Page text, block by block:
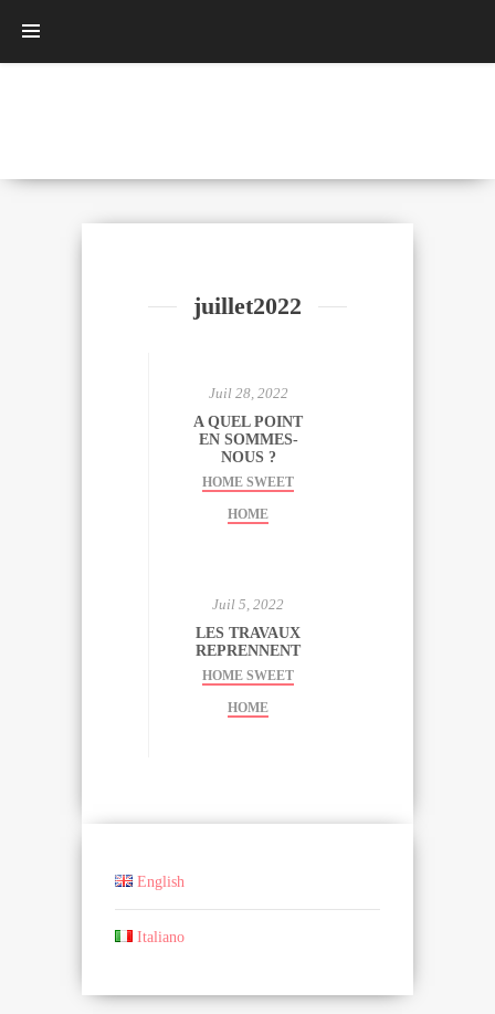
juillet2022
Juil 28, 2022
A QUEL POINT
EN SOMMES-
NOUS ?
HOME SWEET
HOME
Juil 5, 2022
LES TRAVAUX
REPRENNENT
HOME SWEET
HOME
English
Italiano